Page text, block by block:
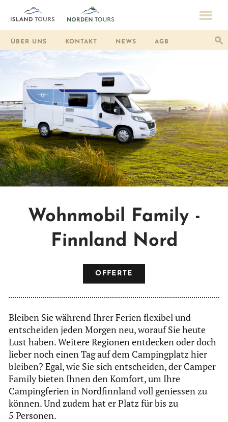
ÜBER UNS KONTAKT NEWS AGB
Wohnmobil Family -
Finnland Nord
OFFERTE
Bleiben Sie während Ihrer Ferien flexibel und
entscheiden jeden Morgen neu, worauf Sie heute
Lust haben. Weitere Regionen entdecken oder doch
lieber noch einen Tag auf dem Campingplatz hier
bleiben? Egal, wie Sie sich entscheiden, der Camper
Family bieten Ihnen den Komfort, um Ihre
Campingferien in Nordfinnland voll geniessen zu
können. Und zudem hat er Platz für bis zu
5 Personen.